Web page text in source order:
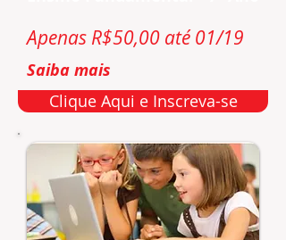
Apenas R$50,00 até 01/19
Saiba mais
Clique Aqui e Inscreva-se